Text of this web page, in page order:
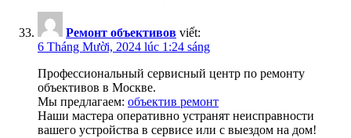
Ремонт объективов viết:
6 Tháng Mười, 2024 lúc 1:24 sáng
Профессиональный сервисный центр по ремонту
объективов в Москве.
Мы предлагаем: объектив ремонт
Наши мастера оперативно устранят неисправности
вашего устройства в сервисе или с выездом на дом!